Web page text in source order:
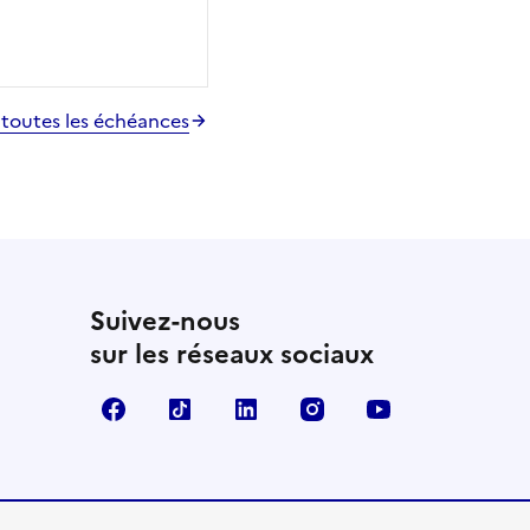
les échéances
Suivez-nous
sur les réseaux sociaux
FacebookTikTok LinkedIn Instagram